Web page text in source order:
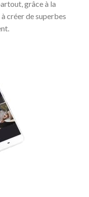
grâce à la
créer de superbes